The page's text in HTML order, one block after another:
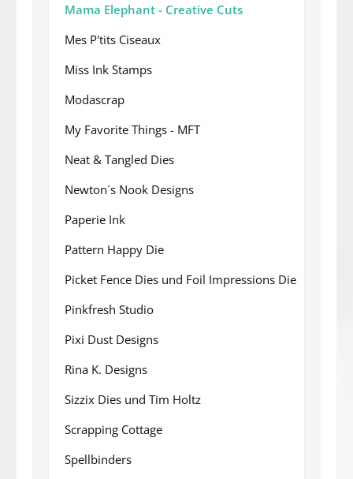
Mama Elephant - Creative Cuts
Mes P'tits Ciseaux
Miss Ink Stamps
Modascrap
My Favorite Things - MFT
Neat & Tangled Dies
Newton´s Nook Designs
Paperie Ink
Pattern Happy Die
Picket Fence Dies und Foil Impressions Die
Pinkfresh Studio
Pixi Dust Designs
Rina K. Designs
Sizzix Dies und Tim Holtz
Scrapping Cottage
Spellbinders